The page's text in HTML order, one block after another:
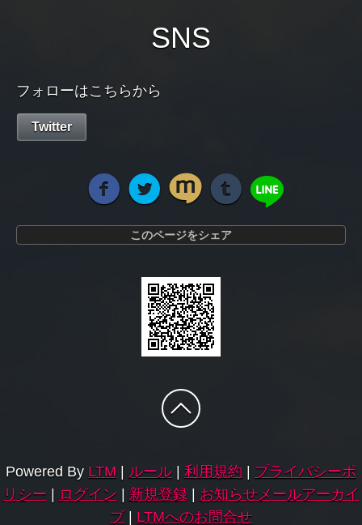
SNS
フォローはこちらから
Twitter
このページをシェア
Powered By LTM ルール 利用規約
プライバシーポ
リシー
ログイン 新規登録| お知らせメールアーカイ
ブ
LTMへのお問合せ